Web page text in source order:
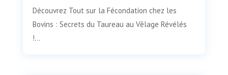
Découvrez Tout sur la Fécondation chez les
Bovins : Secrets du Taureau au Vêlage Révélés
!...